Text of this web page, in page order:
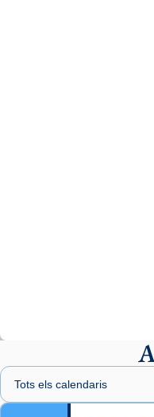
presidit aquest 27
Santes de Mataró.
🔗